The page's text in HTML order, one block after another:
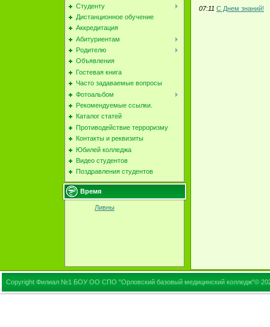
Студенту
Дистанционное обучение
Аккредитация
Абитуриентам
Родителю
Объявления
Гостевая книга
Часто задаваемые вопросы
Фотоальбом
Рекомендуемые ссылки.
Каталог статей
Противодействие терроризму
Контакты и реквизиты
Юбилей колледжа
Видео студентов
Поздравления студентов
Время
Ливны
07:11 С Днем знаний!
Copyright Филиал №1 БОУ ОО СПО "Орловский базовый медицинский колледж"©